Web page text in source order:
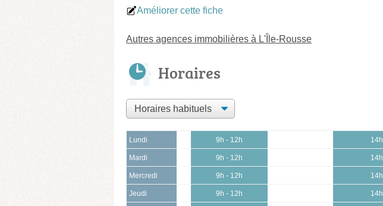
Améliorer cette fiche
Autres agences immobilières à L'Île-Rousse
Horaires
Lundi 9h - 12h
Mardi 9h - 12h
Mercredi 9h - 12h
Jeudi 9h - 12h